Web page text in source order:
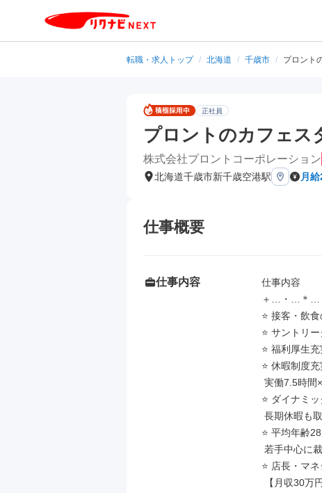
転職・求人トップ / 北海道 / 千歳市 / プロント
正社員
プロントのカフェス
株式会社プロントコーポレーション
北海道千歳市新千歳空港駅 月
仕事概要
仕事内容
仕事内容
＋…・…＊
⭐ 接客・飲
⭐ サントリ
⭐ 福利厚生
⭐ 休暇制度充
⭐ ダイナミ
⭐ 平均年齢
⭐ 店長・マ